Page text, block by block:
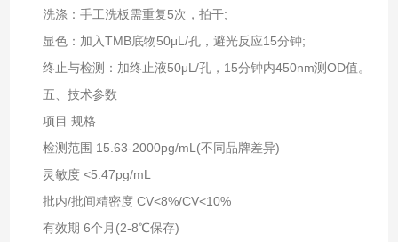
洗涤‌：手工洗板需重复5次，拍干;
显色‌：加入TMB底物50μL/孔，避光反应15分钟;
终止与检测‌：加终止液50μL/孔，15分钟内450nm测OD值。
五、技术参数‌
项目‌ ‌规格‌
检测范围 15.63-2000pg/mL(不同品牌差异)
灵敏度 <5.47pg/mL
批内/批间精密度 CV<8%/CV<10%
有效期 6个月(2-8℃保存)